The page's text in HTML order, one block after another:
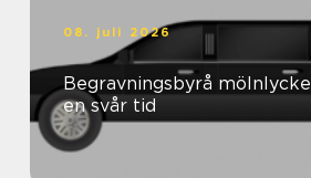
08. juli 2026
Begravningsbyrå mölnlycke tryggt stöd i
en svår tid